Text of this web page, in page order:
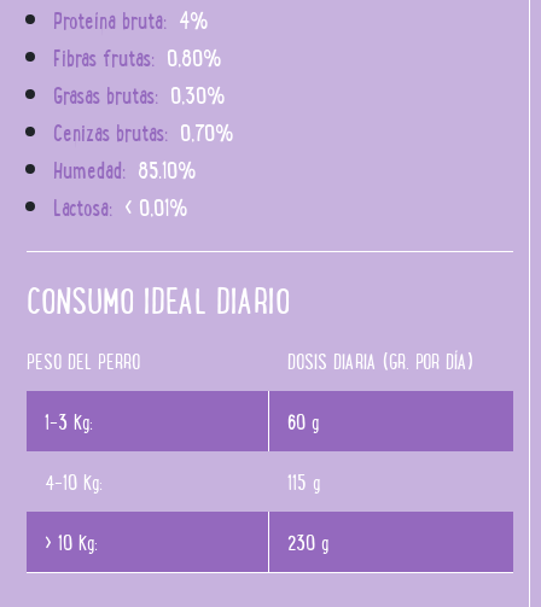
Proteína bruta: 4%
Fibras frutas: 0,80%
Grasas brutas: 0,30%
Cenizas brutas: 0,70%
Humedad: 85.10%
Lactosa: < 0,01%
CONSUMO IDEAL DIARIO
PESO DEL PERRO
DOSIS DIARIA (GR. POR DÍA)
1-3 Kg:
60 g
4-10 Kg:
115 g
> 10 Kg:
230 g